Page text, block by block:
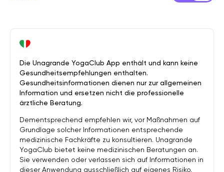
Die Unagrande YogaClub App enthält und kann keine
Gesundheitsempfehlungen enthalten.
Gesundheitsinformationen dienen nur zur allgemeinen
Information und ersetzen nicht die professionelle
ärztliche Beratung.
Dementsprechend empfehlen wir, vor Maßnahmen auf
Grundlage solcher Informationen entsprechende
medizinische Fachkräfte zu konsultieren. Unagrande
YogaClub bietet keine medizinischen Beratungen an.
Sie verwenden oder verlassen sich auf Informationen in
dieser Anwendung ausschließlich auf eigenes Risiko.